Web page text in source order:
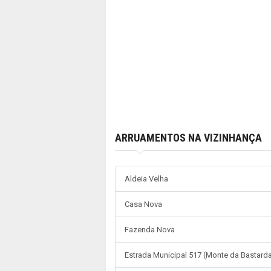
ARRUAMENTOS NA VIZINHANÇA
Aldeia Velha
Casa Nova
Fazenda Nova
Estrada Municipal 517 (Monte da